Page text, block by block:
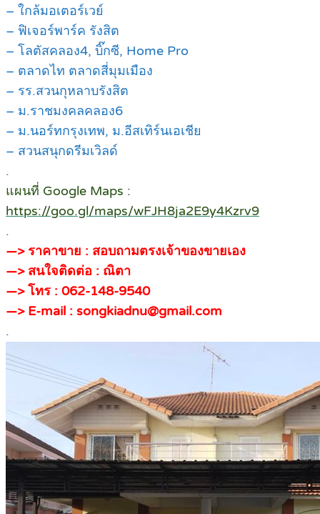
– ใกล้มอเตอร์เวย์
– ฟิเจอร์พาร์ค รังสิต
– โลตัสคลอง4, บิ๊กซี, Home Pro
– ตลาดไท ตลาดสี่มุมเมือง
– รร.สวนกุหลาบรังสิต
– ม.ราชมงคลคลอง6
– ม.นอร์ทกรุงเทพ, ม.อีสเทิร์นเอเชีย
– สวนสนุกดรีมเวิลด์
.
แผนที่ Google Maps :
https://goo.gl/maps/wFJH8ja2E9y4Kzrv9
.
—> ราคาขาย : สอบถามตรงเจ้าของขายเอง
—> สนใจติดต่อ : ณิตา
—> โทร : 062-148-9540
—> E-mail : songkiadnu@gmail.com
.